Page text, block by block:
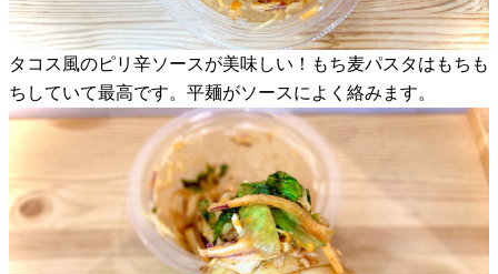
タコス風のピリ辛ソースが美味しい！もち麦パスタはもちも
ちしていて最高です。平麺がソースによく絡みます。